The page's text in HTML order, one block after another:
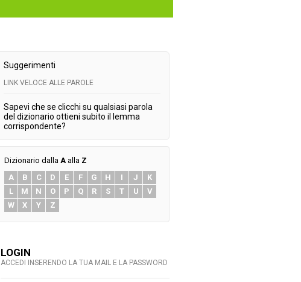
Suggerimenti
LINK VELOCE ALLE PAROLE
Sapevi che se clicchi su qualsiasi parola
del dizionario ottieni subito il lemma
corrispondente?
Dizionario dalla A alla Z
A
B C D E F G H I J
K
L
M N O P Q R S T U
V
W
X Y Z
LOGIN
ACCEDI INSERENDO LA TUA MAIL E LA PASSWORD